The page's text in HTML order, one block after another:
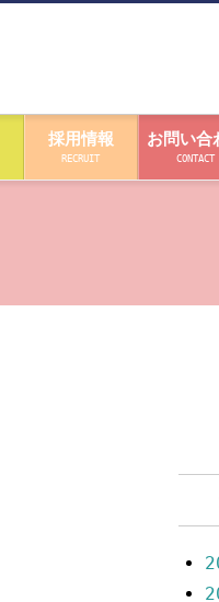
採用情報
RECRUIT
お問い合
CONTACT